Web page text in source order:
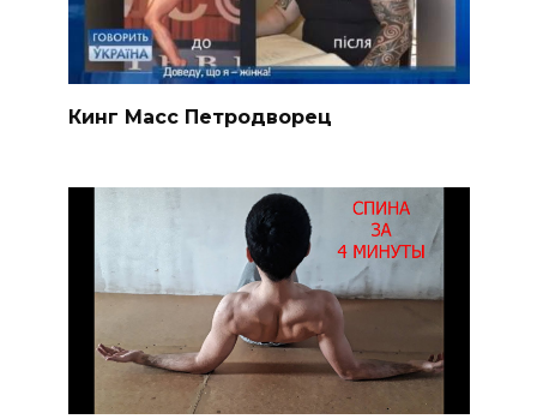
Кинг Масс Петродворец